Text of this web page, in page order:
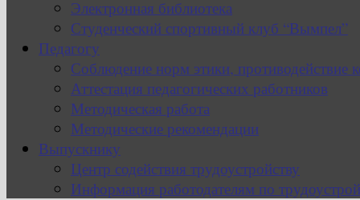
Электронная библиотека
Студенческий спортивный клуб “Вымпел”
Педагогу
Соблюдение норм этики, противодействие
Аттестация педагогических работников
Методическая работа
Методические рекомендации
Выпускнику
Центр содействия трудоустройству
Информация работодателям по